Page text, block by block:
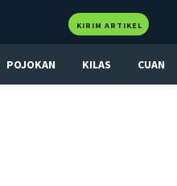
KIRIM ARTIKEL
POJOKAN KILAS CUAN